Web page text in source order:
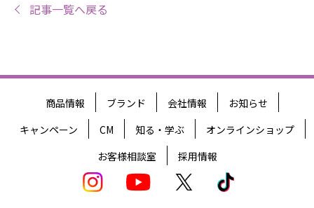
記事一覧へ戻る
商品情報 ブランド 会社情報
お知らせ
キャンペーン
CM 知る・学ぶ
オンラインショップ
お客様相談室
採用情報